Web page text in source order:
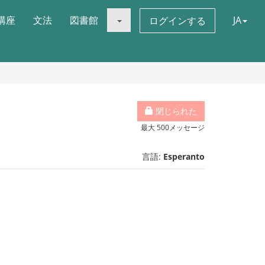
座 文法 図書館 ログインする JA
閉じられた
最大 500メッセージ
言語: Esperanto